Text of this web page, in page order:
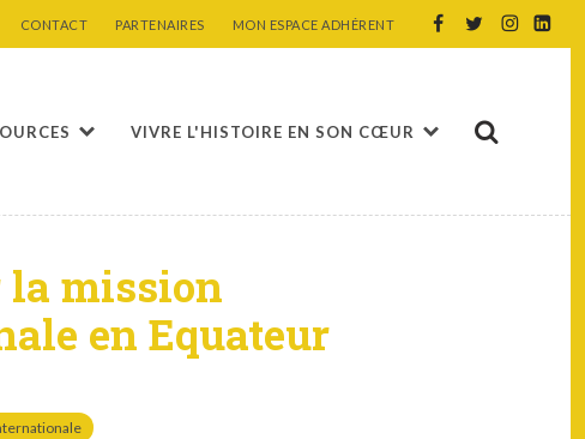
CONTACT PARTENAIRES MON ESPACE ADHÉRENT
VIVRE L'HISTOIRE EN SON CŒUR
la mission
en Equateur